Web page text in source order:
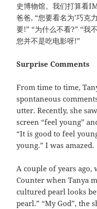
史博物馆。我们打算看
爸爸, “您要看名为’巧克
要!” “为什么不看?” “我
您并不是吃电影呀!”
Surprise Comments
From time to time,
spontaneous
utter. Recently, she
screen “feel young”
“It is good to feel
young.” I was amazed.
A couple of years ago,
Counter when Tanya
cultured pearl looks
pearl.” “My God”, the